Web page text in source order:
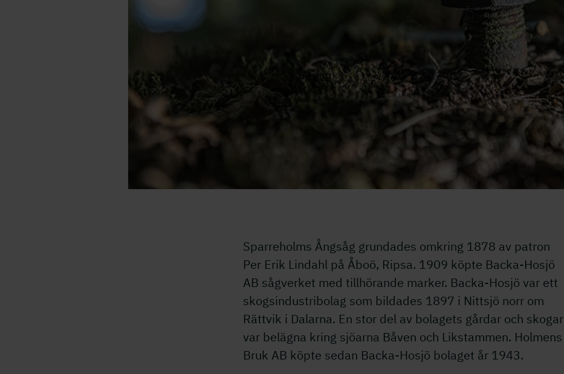
Sparreholms Ångsåg grundades omkring 1878 av patron
Per Erik Lindahl på Åboö, Ripsa. 1909 köpte Backa-Hosjö
AB sågverket med tillhörande marker. Backa-Hosjö var ett
skogsindustribolag som bildades 1897 i Nittsjö norr om
Rättvik i Dalarna. En stor del av bolagets gårdar och skogar
var belägna kring sjöarna Båven och Likstammen. Holmens
Bruk AB köpte sedan Backa-Hosjö bolaget år 1943.